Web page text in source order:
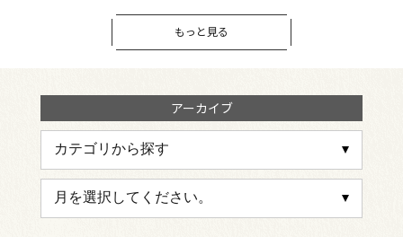
もっと見る
アーカイブ